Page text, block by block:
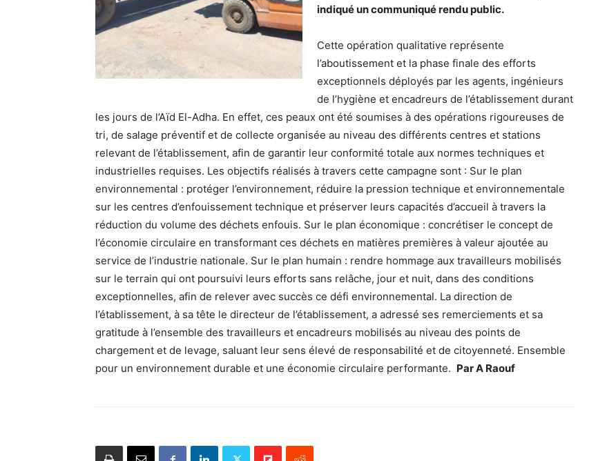
indiqué un communiqué rendu public.
Cette opération qualitative représente
l’aboutissement et la phase finale des efforts
exceptionnels déployés par les agents, ingénieurs
de l’hygiène et encadreurs de l’établissement durant
les jours de l’Aïd El-Adha. En effet, ces peaux ont été soumises à des opérations rigoureuses de
tri, de salage préventif et de collecte organisée au niveau des différents centres et stations
relevant de l’établissement, afin de garantir leur conformité totale aux normes techniques et
industrielles requises. Les objectifs réalisés à travers cette campagne sont : Sur le plan
environnemental : protéger l’environnement, réduire la pression technique et environnementale
sur les centres d’enfouissement technique et préserver leurs capacités d’accueil à travers la
réduction du volume des déchets enfouis. Sur le plan économique : concrétiser le concept de
l’économie circulaire en transformant ces déchets en matières premières à valeur ajoutée au
service de l’industrie nationale. Sur le plan humain : rendre hommage aux travailleurs mobilisés
sur le terrain qui ont poursuivi leurs efforts sans relâche, jour et nuit, dans des conditions
exceptionnelles, afin de relever avec succès ce défi environnemental. La direction de
l’établissement, à sa tête le directeur de l’établissement, a adressé ses remerciements et sa
gratitude à l’ensemble des travailleurs et encadreurs mobilisés au niveau des points de
chargement et de levage, saluant leur sens élevé de responsabilité et de citoyenneté. Ensemble
pour un environnement durable et une économie circulaire performante. Par A Raouf